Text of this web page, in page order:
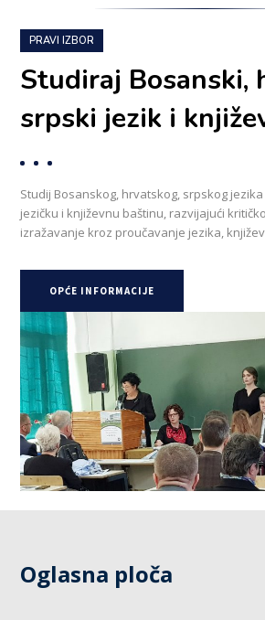
PRAVI IZBOR
Studiraj Bosanski,
srpski jezik i
Studij Bosanskog, hrvatskog, srpskog
jezičku i književnu baštinu, razvijajući
izražavanje kroz proučavanje jezika,
OPĆE INFORMACIJE
Oglasna ploča